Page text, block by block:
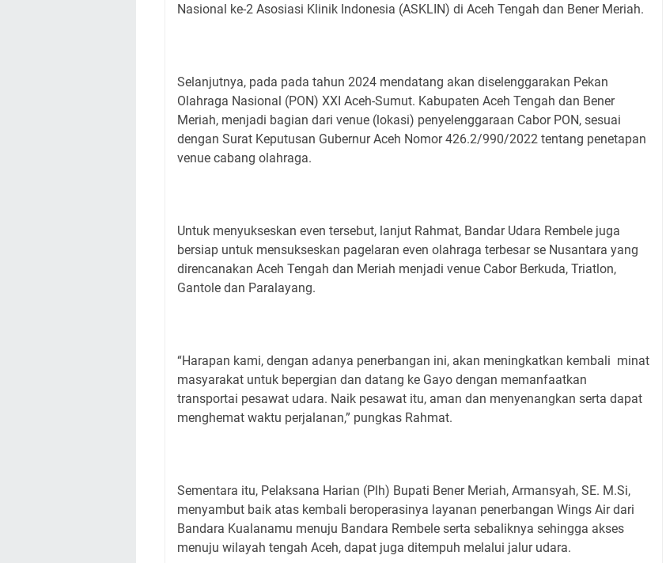
Nasional ke-2 Asosiasi Klinik Indonesia (ASKLIN) di Aceh Tengah dan Bener Meriah.
Selanjutnya, pada pada tahun 2024 mendatang akan diselenggarakan Pekan
Olahraga Nasional (PON) XXI Aceh-Sumut. Kabupaten Aceh Tengah dan Bener
Meriah, menjadi bagian dari venue (lokasi) penyelenggaraan Cabor PON, sesuai
dengan Surat Keputusan Gubernur Aceh Nomor 426.2/990/2022 tentang penetapan
venue cabang olahraga.
Untuk menyukseskan even tersebut, lanjut Rahmat, Bandar Udara Rembele juga
bersiap untuk mensukseskan pagelaran even olahraga terbesar se Nusantara yang
direncanakan Aceh Tengah dan Meriah menjadi venue Cabor Berkuda, Triatlon,
Gantole dan Paralayang.
“Harapan kami, dengan adanya penerbangan ini, akan meningkatkan kembali minat
masyarakat untuk bepergian dan datang ke Gayo dengan memanfaatkan
transportai pesawat udara. Naik pesawat itu, aman dan menyenangkan serta dapat
menghemat waktu perjalanan,” pungkas Rahmat.
Sementara itu, Pelaksana Harian (Plh) Bupati Bener Meriah, Armansyah, SE. M.Si,
menyambut baik atas kembali beroperasinya layanan penerbangan Wings Air dari
Bandara Kualanamu menuju Bandara Rembele serta sebaliknya sehingga akses
menuju wilayah tengah Aceh, dapat juga ditempuh melalui jalur udara.